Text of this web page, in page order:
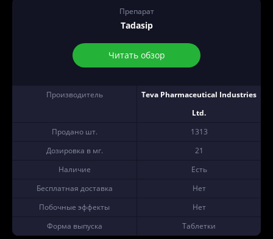
Препарат
Tadasip
Читать обзор
Производитель
Teva Pharmaceutical Industries
Ltd.
Продано шт.
1313
Дозировка в мг.
21
Наличие
Есть
Бесплатная доставка
Нет
Побочные эффекты
Нет
Форма выпуска
Таблетки